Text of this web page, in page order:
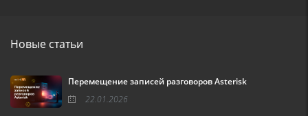
Новые статьи
Перемещение записей разговоров Asterisk
22.01.2026